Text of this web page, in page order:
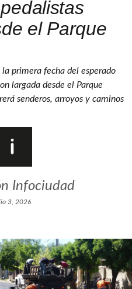
el Parque
primera fecha del esperado
largada desde el Parque
senderos, arroyos y caminos
Infociudad
3, 2026